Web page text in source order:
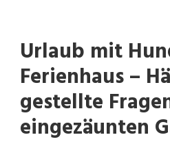
Urlaub mit
Ferienhaus –
gestellte
eingezäunten